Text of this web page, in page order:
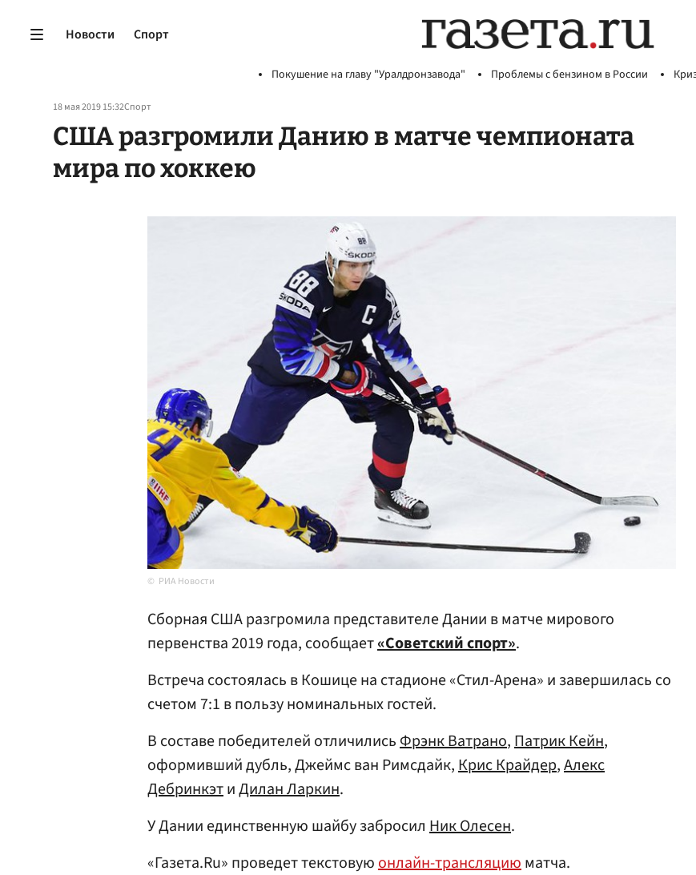
Новости Спорт
Покушение на главу "Уралдронзавода" Проблемы с бензином в России
18 мая 2019 15:32Спорт
США разгромили Данию в матче чемпионата
мира по хоккею
РИА Новости
Сборная США разгромила представителе Дании в матче мирового
первенства 2019 года, сообщает«Советский спорт».
Встреча состоялась в Кошице на стадионе «Стил-Арена» и завершилась со
счетом 7:1 в пользу номинальных гостей.
В составе победителей отличилисьФрэнк Ватрано,Патрик Кейн,
оформивший дубль, Джеймс ван Римсдайк,Крис Крайдер,Алекс
ДебринкэтиДилан Ларкин.
У Дании единственную шайбу забросил Ник Олесен.
«Газета.Ru» проведет текстовуюонлайн-трансляциюматча.